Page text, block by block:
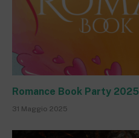
Romance Book Party 2025
31 Maggio 2025